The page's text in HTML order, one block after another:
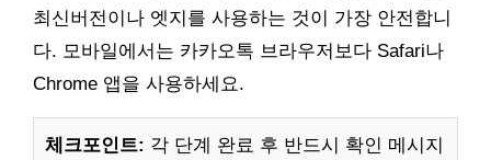
최신버전이나 엣지를 사용하는 것이 가장 안전합니
다. 모바일에서는 카카오톡 브라우저보다 Safari나
Chrome 앱을 사용하세요.
체크포인트: 각 단계 완료 후 반드시 확인 메시지